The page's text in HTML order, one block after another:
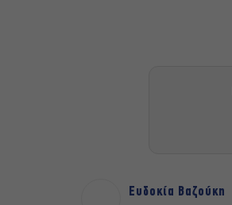
Ευδοκία Βαζούκη